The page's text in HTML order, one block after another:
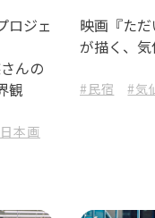
#カスタマイズ #藤田
ロジェ
んの
観
本画
映画『ただ
が描く、
語
#民宿 #気